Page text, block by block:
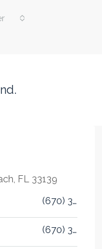
FL 33139
(670) 345-5647
(670) 345-7859